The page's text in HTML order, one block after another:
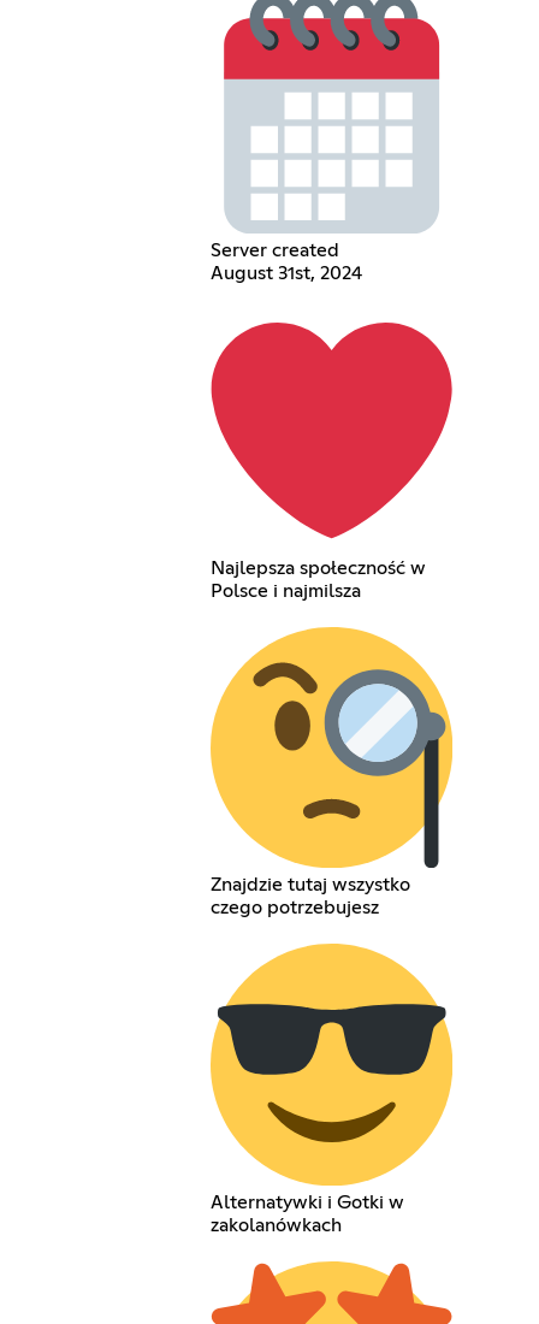
Server created
August 31st, 2024
Najlepsza społeczność w
Polsce i najmilsza
Znajdzie tutaj wszystko
czego potrzebujesz
Alternatywki i Gotki w
zakolanówkach